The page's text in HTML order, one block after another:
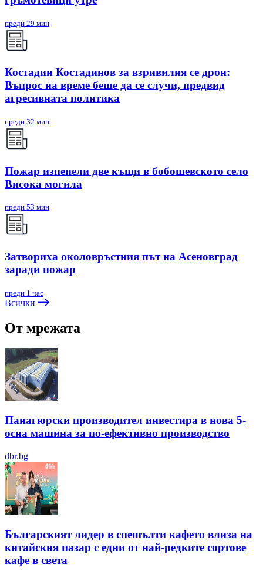
преди 29 мин
Костадин Костадинов за взривилия се дрон:
Въпрос на време беше да се случи, предвид
агресивната политика
преди 32 мин
Пожар изпепели две къщи в бобошевското село
Висока могила
преди 53 мин
Затвориха околовръстния път на Асеновград
заради пожар
преди 1 час
Всички
От мрежата
Панагюрски производител инвестира в нова 5-
осна машина за по-ефективно производство
dbr.bg
Българският лидер в спешълти кафето влиза на
китайския пазар с едни от най-редките сортове
кафе в света